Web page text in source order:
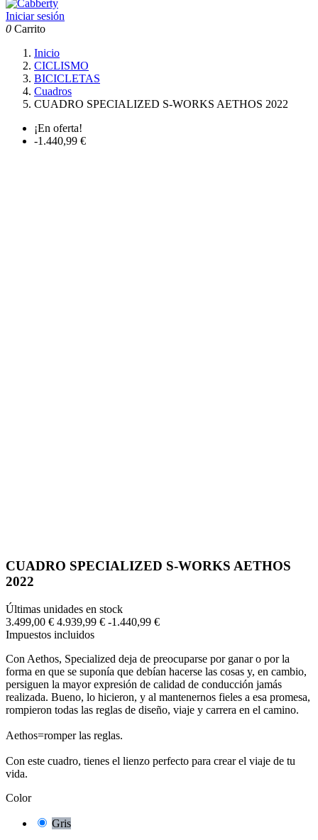
Iniciar sesión
0 Carrito
Inicio
CICLISMO
BICICLETAS
Cuadros
CUADRO SPECIALIZED S-WORKS AETHOS 2022
¡En oferta!
-1.440,99 €
CUADRO SPECIALIZED S-WORKS AETHOS
2022
Últimas unidades en stock
3.499,00 € 4.939,99 € -1.440,99 €
Impuestos incluidos
Con Aethos, Specialized deja de preocuparse por ganar o por la
forma en que se suponía que debían hacerse las cosas y, en cambio,
persiguen la mayor expresión de calidad de conducción jamás
realizada. Bueno, lo hicieron, y al mantenernos fieles a esa promesa,
rompieron todas las reglas de diseño, viaje y carrera en el camino.
Aethos=romper las reglas.
Con este cuadro, tienes el lienzo perfecto para crear el viaje de tu
vida.
Color
Gris